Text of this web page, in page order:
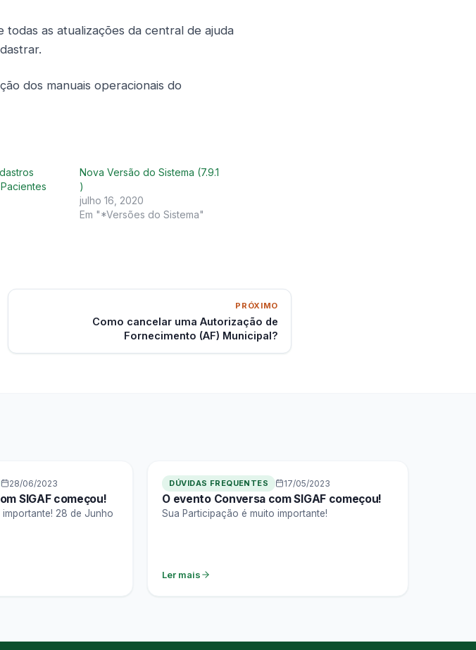
as atualizações da central de ajuda
dos manuais operacionais do
Nova Versão do Sistema (7.9.1
)
julho 16, 2020
Em "*Versões do Sistema"
PRÓXIMO
Como cancelar uma Autorização de
Fornecimento (AF) Municipal?
28/06/2023
SIGAF começou!
28 de Junho
DÚVIDAS FREQUENTES 17/05/2023
O evento Conversa com SIGAF começou!
Sua Participação é muito importante!
Ler mais